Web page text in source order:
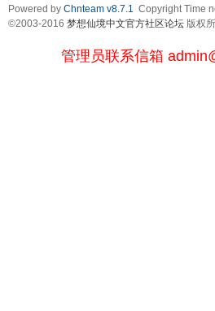
Powered by Chnteam v8.7.1 Copyright Time
©2003-2016 梦想仙境中文官方社区论坛 版权
管理员联系信箱